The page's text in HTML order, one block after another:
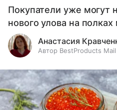
Покупатели уже могут
нового улова на полках
Анастасия
Автор BestProducts Mail